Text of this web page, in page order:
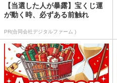
【当選した人が暴露】宝くじ運
が動く時、必ずある前触れ
PR(合同会社デジタルファーム )